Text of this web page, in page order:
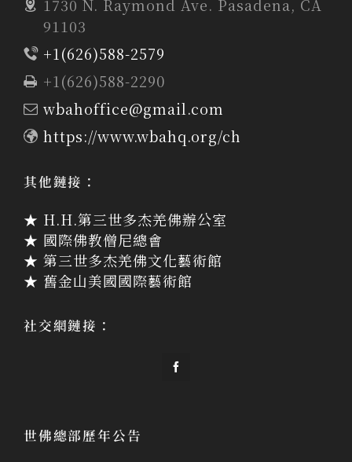
1730 N. Raymond Ave. Pasadena, CA
91103
+1(626)588-2579
+1(626)588-2290
wbahoffice@gmail.com
https://www.wbahq.org/ch
其他鏈接：
★ H.H.第三世多杰羌佛辦公室
★ 國際佛教僧尼總會
★ 第三世多杰羌佛文化藝術館
★ 舊金山美國國際藝術館
社交網鏈接：
世佛總部歷年公告